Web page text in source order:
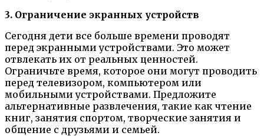
3. Ограничение экранных устройств
Сегодня дети все больше времени проводят
перед экранными устройствами. Это может
отвлекать их от реальных ценностей.
Ограничьте время, которое они могут проводить
перед телевизором, компьютером или
мобильными устройствами. Предложите
альтернативные развлечения, такие как чтение
книг, занятия спортом, творческие занятия и
общение с друзьями и семьей.